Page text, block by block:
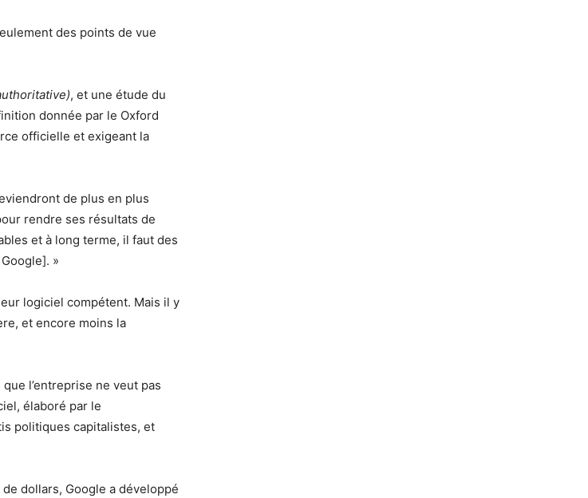
des points de vue
, et une étude du
donnée par le Oxford
officielle et exigeant la
de plus en plus
rendre ses résultats de
et à long terme, il faut des
»
logiciel compétent. Mais il y
et encore moins la
l’entreprise ne veut pas
élaboré par le
politiques capitalistes, et
dollars, Google a développé